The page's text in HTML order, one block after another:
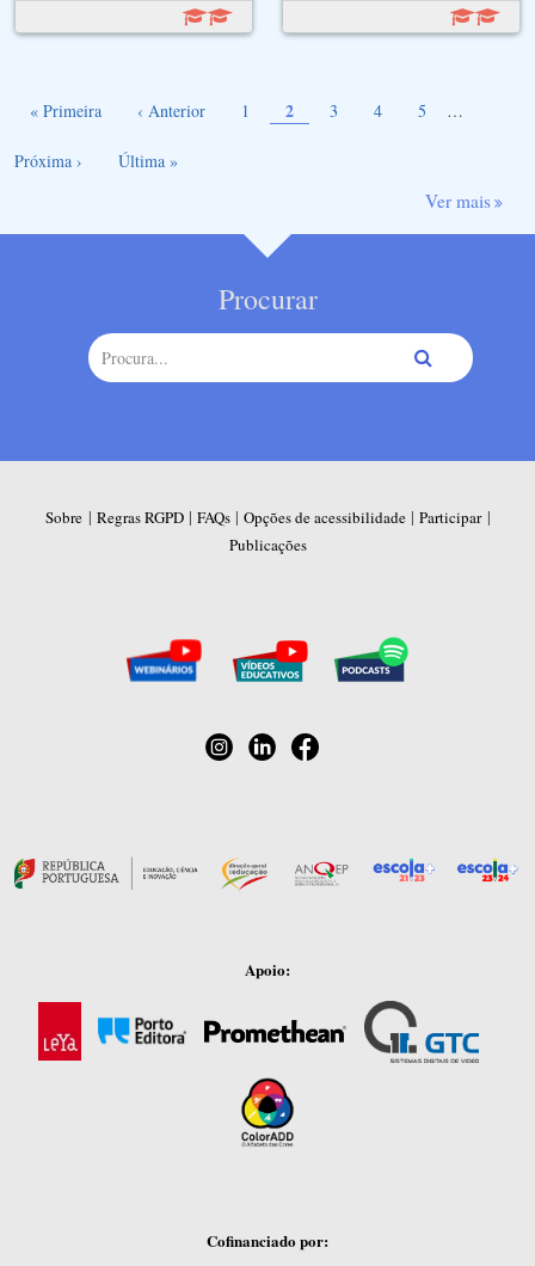
Primeira página
« Primeira Página anterior
‹ Anterior Page
1 2 Page
3 Page
4 Page
5 …
Próxima › Última página
Última »
Ver mais
Procurar
Sobre | Regras RGPD| FAQs| Opções de acessibilidade| Participar|
Publicações
Apoio:
Cofinanciado por: